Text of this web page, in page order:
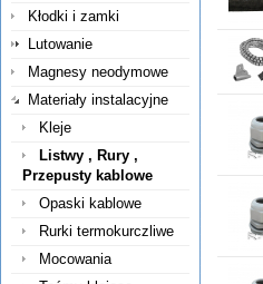
Kłodki i zamki
Lutowanie
Magnesy neodymowe
Materiały instalacyjne
Kleje
Listwy , Rury ,
Przepusty kablowe
Opaski kablowe
Rurki termokurczliwe
Mocowania